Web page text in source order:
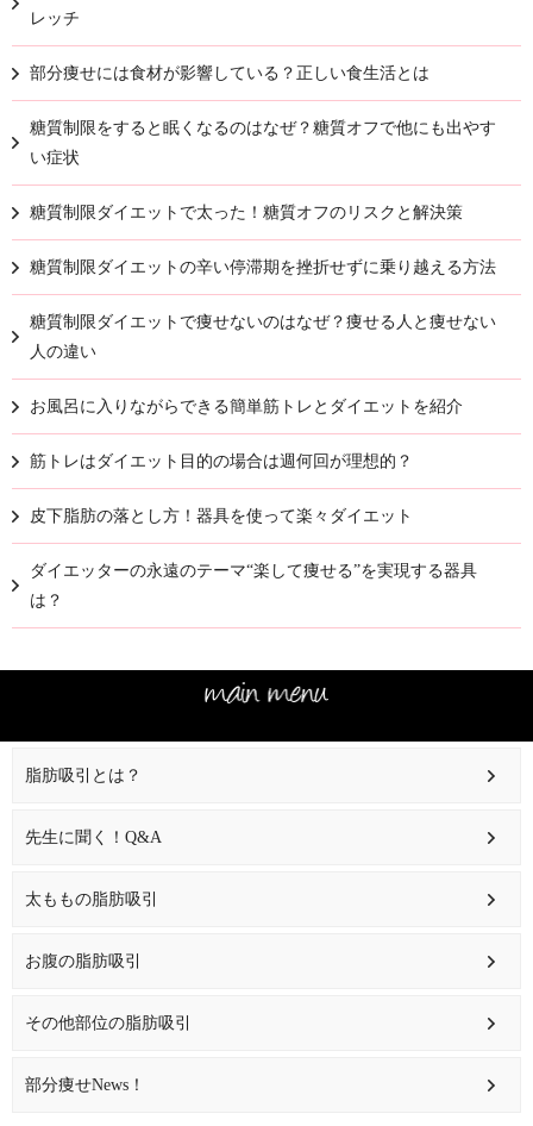
レッチ
部分痩せには食材が影響している？正しい食生活とは
糖質制限をすると眠くなるのはなぜ？糖質オフで他にも出やす
い症状
糖質制限ダイエットで太った！糖質オフのリスクと解決策
糖質制限ダイエットの辛い停滞期を挫折せずに乗り越える方法
糖質制限ダイエットで痩せないのはなぜ？痩せる人と痩せない
人の違い
お風呂に入りながらできる簡単筋トレとダイエットを紹介
筋トレはダイエット目的の場合は週何回が理想的？
皮下脂肪の落とし方！器具を使って楽々ダイエット
ダイエッターの永遠のテーマ“楽して痩せる”を実現する器具
は？
脂肪吸引とは？
先生に聞く！Q&A
太ももの脂肪吸引
お腹の脂肪吸引
その他部位の脂肪吸引
部分痩せNews！